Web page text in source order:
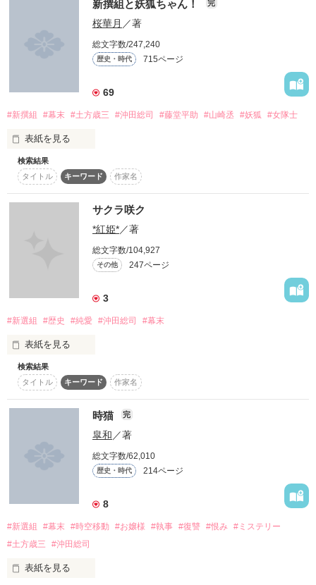
知ーらないっ！(笑)
ます。また、一部登場する人物、団体は実在しません。
作品を読む
［八番隊組長］藤堂平助(とうどうへいすけ)
［十番隊組長］原田左之助(はらださのすけ)
今、時代をまたいで歯車が動き出す………！
〜○〜○〜○〜○〜○〜○〜○〜○〜○〜
初小説です！
読んでくれると嬉しいです(≧▽≦)
少しだけ歴史と違います(;´д｀)
-*-*-*-*-*-*-*-*-*-*-*-*-*-*-*-*-*-*-*-
いつかは貴方の優しいその声すら
それでも、逃げたくない
｢誠｣｢過去｣
そして私(あたし)の心にある想いから
*****************************
｢新撰組のヒミツ 壱｣からお読み下さい
(注)新選組をもとにしたフィクションです。様々な設定や時期
等は、物語と人物の設定上、忠実に沿わない部分が多々ござい
作品を読む
歴史、時代ジャンル
7位にランクイン。
1ページでも読んでくださった
皆様に感謝です。
2022.8.10～
新撰組と妖狐ちゃん！ 完
桜華月 ／著
総文字数/247,240
歴史・時代 715ページ
69
#新撰組 #幕末 #土方歳三 #沖田総司 #藤堂平助 #山崎丞 #妖狐 #女隊士
表紙を見る
「お前は今日から新撰組お預かりだ」
町をふらつく生活から一変、
剣の腕を認められ、
新撰組に入隊した少女
くすのきひなた
彼女、実は『人』ではなかった！
キャンキャン吠える犬？
「日向も道連れだからね？」
検索結果
タイトル
キーワード 作家名
サクラ咲ク
*紅姫*／著
総文字数/104,927
その他 247ページ
3
#新選組 #歴史 #純愛 #沖田総司 #幕末
表紙を見る
もしもまた生まれ変わったら、
貴方たちと出会いたい。
もう一度、
検索結果
タイトル
キーワード 作家名
時猫 完
皐和 ／著
総文字数/62,010
歴史・時代 214ページ
8
#新選組 #幕末 #時空移動 #お嬢様 #執事 #復讐 #恨み #ミステリー
#土方歳三
#沖田総司
表紙を見る